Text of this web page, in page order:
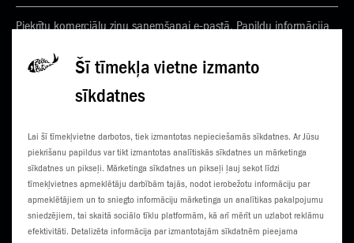
Šī tīmekļa vietne izmanto
sīkdatnes
Lai šī tīmekļvietne darbotos, tiek izmantotas nepieciešamās sīkdatnes. Ar Jūsu
piekrišanu papildus var tikt izmantotas analītiskās sīkdatnes un mārketinga
sīkdatnes un pikseļi. Mārketinga sīkdatnes un pikseļi ļauj sekot līdzi
tīmekļvietnes apmeklētāju darbībām tajās, nodot ierobežotu informāciju par
apmeklētājiem un to sniegto informāciju mārketinga un analītikas pakalpojumu
sniedzējiem, tai skaitā sociālo tīklu platformām, kā arī mērīt un uzlabot reklāmu
efektivitāti. Detalizēta informācija par izmantotajām sīkdatnēm pieejama
Piekrītu komerciālu ziņu saņemšanai e-pastā. Papildu informācija
KLIENTU CENTRI
SŪTI SMS
ČEMPIONĀTS
3G NORIETS
TŪRISTIEM